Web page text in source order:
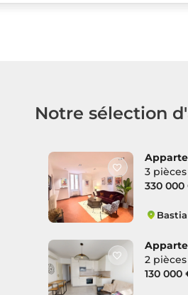
Notre sélection
3 pièces
330 000
Bastia
2 pièces
130 000